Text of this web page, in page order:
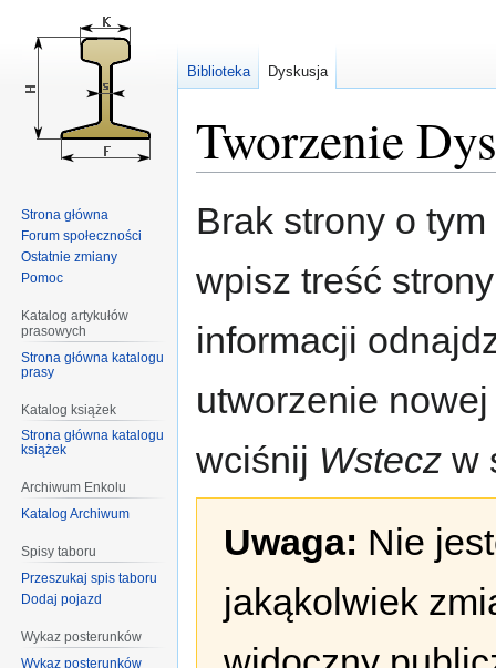
Tworzenie
do
do
Brak strony o
wpisz treść
informacji
utworzenie
wciśnij Wstecz w
Uwaga: Nie
jakąkolwiek
Biblioteka Dyskusja
Strona główna
Forum społeczności
Ostatnie zmiany
Pomoc
Katalog artykułów
prasowych
Strona główna katalogu
prasy
Katalog książek
Strona główna katalogu
książek
Archiwum Enkolu
Katalog Archiwum
Spisy taboru
Przeszukaj spis taboru
Dodaj pojazd
Wykaz posterunków
Wykaz posterunków